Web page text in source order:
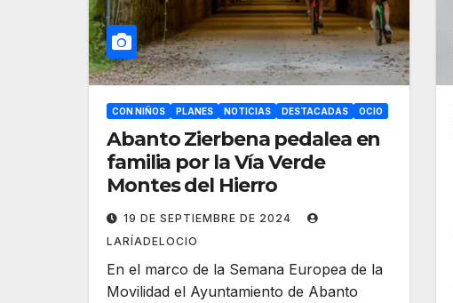
CON NIÑOS PLANES NOTICIAS DESTACADAS OCIO
Abanto Zierbena pedalea en
familia por la Vía Verde
Montes del Hierro
19 DE SEPTIEMBRE DE 2024
LARÍADELOCIO
En el marco de la Semana Europea de la
Movilidad el Ayuntamiento de Abanto